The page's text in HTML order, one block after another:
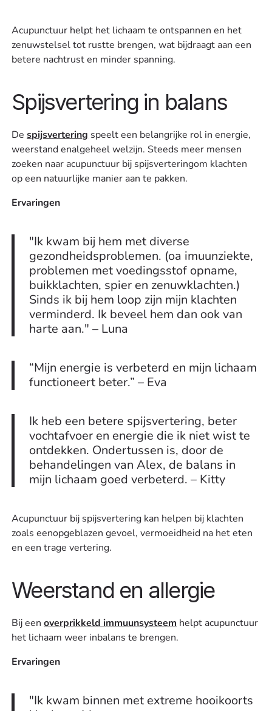
Acupunctuur helpt het lichaam te ontspannen en het
zenuwstelsel tot rustte brengen, wat bijdraagt aan een
betere nachtrust en minder spanning.
Spijsvertering in balans
Despijsvertering speelt een belangrijke rol in energie,
weerstand enalgeheel welzijn. Steeds meer mensen
zoeken naar acupunctuur bij spijsverteringom klachten
op een natuurlijke manier aan te pakken.
Ervaringen
"Ik kwam bij hem met diverse
gezondheidsproblemen. (oa imuunziekte,
problemen met voedingsstof opname,
buikklachten, spier en zenuwklachten.)
Sinds ik bij hem loop zijn mijn klachten
verminderd. Ik beveel hem dan ook van
harte aan." – Luna
“Mijn energie is verbeterd en mijn lichaam
functioneert beter.” – Eva
Ik heb een betere spijsvertering, beter
vochtafvoer en energie die ik niet wist te
ontdekken. Ondertussen is, door de
behandelingen van Alex, de balans in
mijn lichaam goed verbeterd. – Kitty
Acupunctuur bij spijsvertering kan helpen bij klachten
zoals eenopgeblazen gevoel, vermoeidheid na het eten
en een trage vertering.
Weerstand en allergie
Bij eenoverprikkeld immuunsysteem helpt acupunctuur
het lichaam weer inbalans te brengen.
Ervaringen
"Ik kwam binnen met extreme hooikoorts